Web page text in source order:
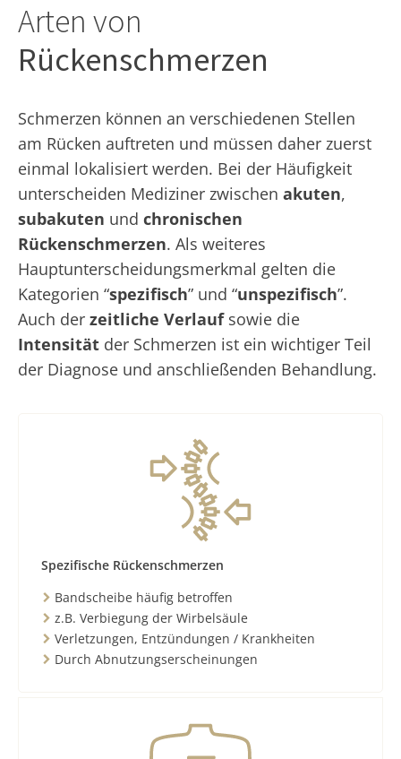
Arten von
Rückenschmerzen
Schmerzen können an verschiedenen Stellen
am Rücken auftreten und müssen daher zuerst
einmal lokalisiert werden. Bei der Häufigkeit
unterscheiden Mediziner zwischen akuten,
subakuten und chronischen
Rückenschmerzen. Als weiteres
Hauptunterscheidungsmerkmal gelten die
Kategorien “spezifisch” und “unspezifisch”.
Auch der zeitliche Verlauf sowie die
Intensität der Schmerzen ist ein wichtiger Teil
der Diagnose und anschließenden Behandlung.
Spezifische Rückenschmerzen
Bandscheibe häufig betroffen
z.B. Verbiegung der Wirbelsäule
Verletzungen, Entzündungen / Krankheiten
Durch Abnutzungserscheinungen